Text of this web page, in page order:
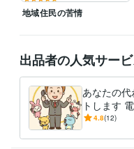
得意分野
悩み相談・カウンセリング
ビジネス代行・事務代行 電
学歴
広島外語専門学校
語学力
英語 ネイティブレベル
地域住民の苦情
出品者の人気サー
あなたの
トします
ならなん
4.8(12)